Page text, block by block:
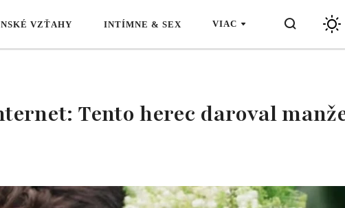
VZŤAHY INTÍMNE & SEX VIAC
Tento herec daroval